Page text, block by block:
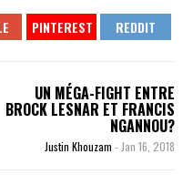
UN MÉGA-FIGHT ENTRE
BROCK LESNAR ET FRANCIS
NGANNOU?
Justin Khouzam - Jan 16, 2018